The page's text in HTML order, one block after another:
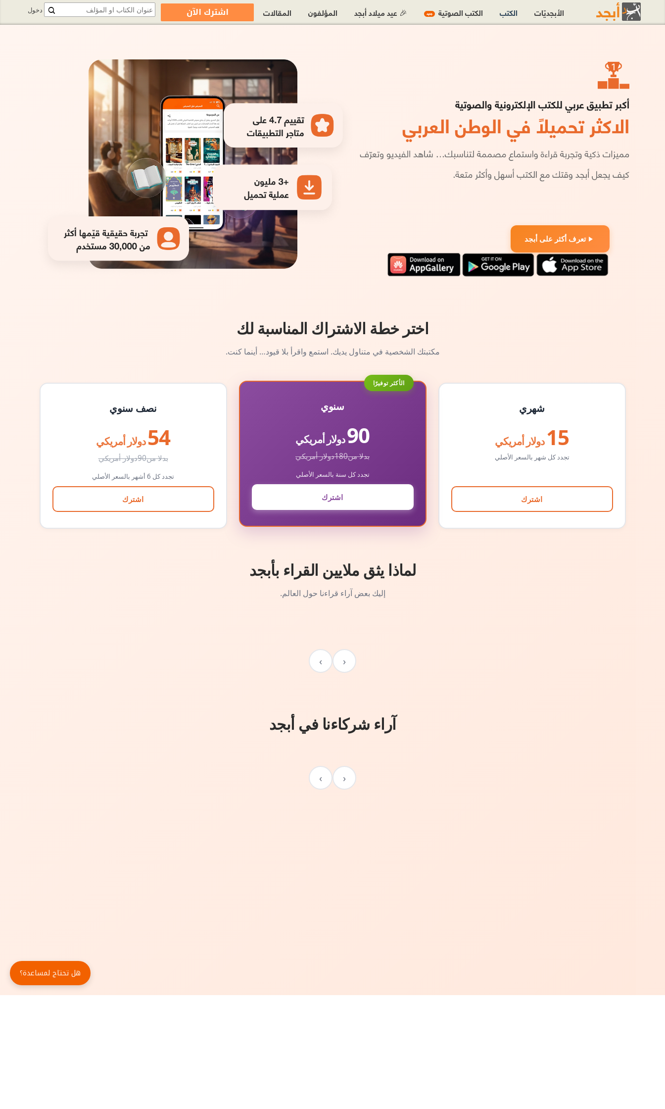
تعرف أكثر على أبجد
اختر خطة الاشتراك المناسبة لك
مكتبتك الشخصية في متناول يديك. استمع واقرأ بلا قيود… أينما كنت.
شهري
15 دولار أمريكي
تجدد كل شهر بالسعر الأصلي
اشترك
الأكثر توفيرًا
سنوي
90دولار أمريكي
بدلا من180دولار أمريكي
تجدد كل سنة بالسعر الأصلي
اشترك
نصف سنوي
54 دولار أمريكي
بدلا من90دولار أمريكي
تجدد كل 6 أشهر بالسعر الأصلي
اشترك
لماذا يثق ملايين القراء بأبجد
إليك بعض آراء قراءنا حول العالم.
‹
›
آراء شركاءنا في أبجد
‹
›
دخول الأبجديّات الكتب الكتب الصوتية جديد 🎉 عيد ميلاد أبجد المؤلفون المقالات اشترك الآن
هل تحتاج لمساعدة؟